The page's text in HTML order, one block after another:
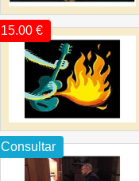
15.00 €
Consultar